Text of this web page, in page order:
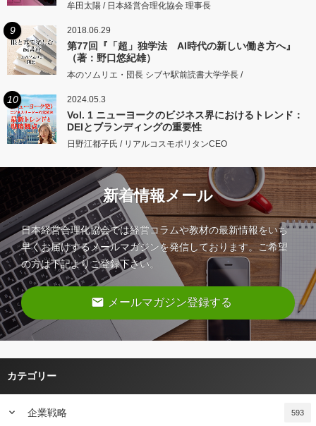
牟田太陽 / 日本経営合理化協会 理事長
9 2018.06.29
第77回『「超」独学法 AI時代の新しい働き方へ』
（著：野口悠紀雄）
本のソムリエ・団長 シブヤ駅前読書大学学長 /
10 2024.05.3
Vol. 1 ニューヨークのビジネス界におけるトレンド：
DEIとブランディングの重要性
日野江都子氏 / リアルコスモポリタンCEO
新着情報メール
日本経営合理化協会では経営コラムや教材の最新情報をいち
早くお届けするメールマガジンを発信しております。ご希望
の方は下記よりご登録下さい。
email メールマガジン登録する
カテゴリー
keyboard_arrow_down 企業戦略 593